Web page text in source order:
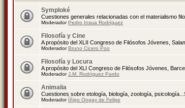
Symploké
Cuestiones generales relacionadas con el materialismo
ModeradorPedro Insua Rodríguez
Filosofía y Cine
A propósito del XLII Congreso de Filósofos Jóvenes,
ModeradorBruno Cicero Poo
Filosofía y Locura
A propósito del XLI Congreso de Filósofos Jóvenes,
ModeradorJ.M. Rodríguez Pardo
Animalia
Cuestiones sobre etología, biología, zoología,
Moderador Íñigo Ongay de Felipe